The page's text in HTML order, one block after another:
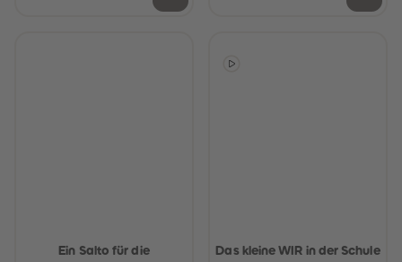
Ein Salto für die
Das kleine WIR in der Schule